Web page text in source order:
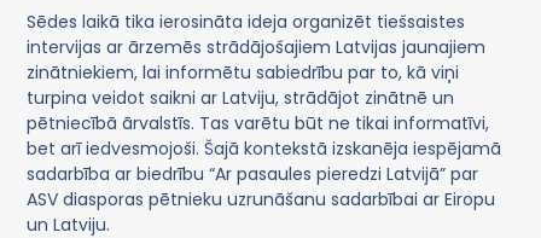
Sēdes laikā tika ierosināta ideja organizēt tiešsaistes
intervijas ar ārzemēs strādājošajiem Latvijas jaunajiem
zinātniekiem, lai informētu sabiedrību par to, kā viņi
turpina veidot saikni ar Latviju, strādājot zinātnē un
pētniecībā ārvalstīs. Tas varētu būt ne tikai informatīvi,
bet arī iedvesmojoši. Šajā kontekstā izskanēja iespējamā
sadarbība ar biedrību “Ar pasaules pieredzi Latvijā” par
ASV diasporas pētnieku uzrunāšanu sadarbībai ar Eiropu
un Latviju.